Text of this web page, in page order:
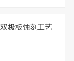
极板蚀刻工艺